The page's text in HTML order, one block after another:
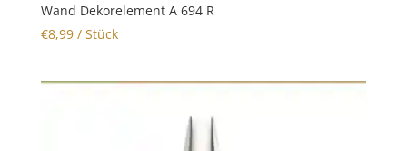
Wand Dekorelement A 694 R
€8,99/ Stück